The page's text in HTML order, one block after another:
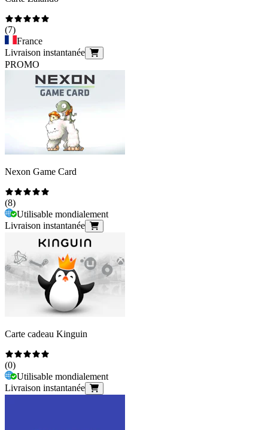
(7)
France
Livraison instantanée
PROMO
Nexon Game Card
(8)
Utilisable mondialement
Livraison instantanée
Carte cadeau Kinguin
(0)
Utilisable mondialement
Livraison instantanée